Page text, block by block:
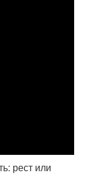
рест или